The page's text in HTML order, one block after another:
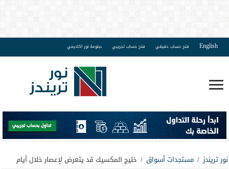
English فتح حساب حقيقي فتح حساب تجريبي دبلومة نور اكاديمي
نور تريندز / مستجدات أسواق / خليج المكسيك قد يتعرض لإعصار خلال أيام